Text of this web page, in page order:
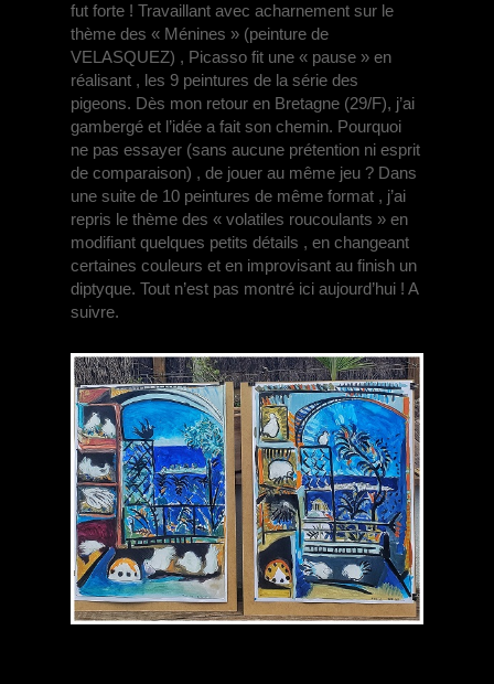
fut forte ! Travaillant avec acharnement sur le
thème des « Ménines » (peinture de
VELASQUEZ) , Picasso fit une « pause » en
réalisant , les 9 peintures de la série des
pigeons. Dès mon retour en Bretagne (29/F), j’ai
gambergé et l’idée a fait son chemin. Pourquoi
ne pas essayer (sans aucune prétention ni esprit
de comparaison) , de jouer au même jeu ? Dans
une suite de 10 peintures de même format , j’ai
repris le thème des « volatiles roucoulants » en
modifiant quelques petits détails , en changeant
certaines couleurs et en improvisant au finish un
diptyque.Tout n’est pas montré ici aujourd’hui ! A
suivre.